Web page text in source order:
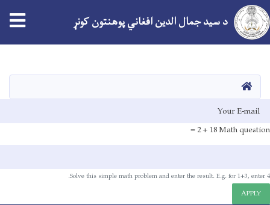
د سید جمال الدین افغاني پوهنتون کونړ
کور
E-mail
Math question
18 + 2 =
Solve this simple math problem and enter the result. E.g. for 1+3, enter 4.
APPLY